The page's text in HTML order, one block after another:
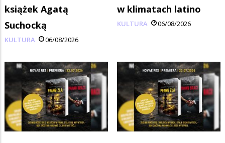
książek Agatą
Suchocką
KULTURA 06/08/2026
w klimatach latino
KULTURA 06/08/2026